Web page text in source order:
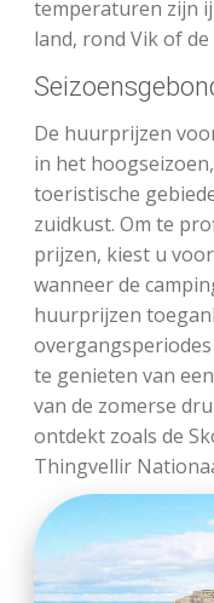
temperaturen zijn
land, rond Vik of
De huurprijzen
in het
toeristische
zuidkust. Om te
prijzen, kiest u
wanneer de
huurprijzen
te genieten van
van de zomerse
ontdekt zoals de
Thingvellir